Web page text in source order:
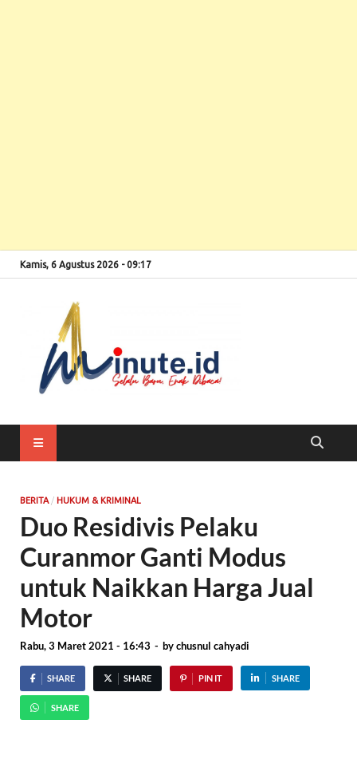
Kamis, 6 Agustus 2026 - 09:17
BERITA/ HUKUM & KRIMINAL
Duo Residivis Pelaku
Curanmor Ganti Modus
untuk Naikkan Harga Jual
Motor
Rabu, 3 Maret 2021 - 16:43 - bychusnul cahyadi
SHARE SHARE PIN IT SHARE
SHARE